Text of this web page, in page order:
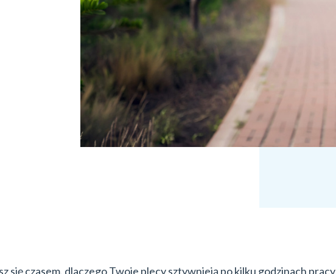
się czasem, dlaczego Twoje plecy sztywnieją po kilku godzinach pracy